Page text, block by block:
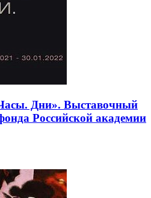
Дни». Выставочный
Российской академии